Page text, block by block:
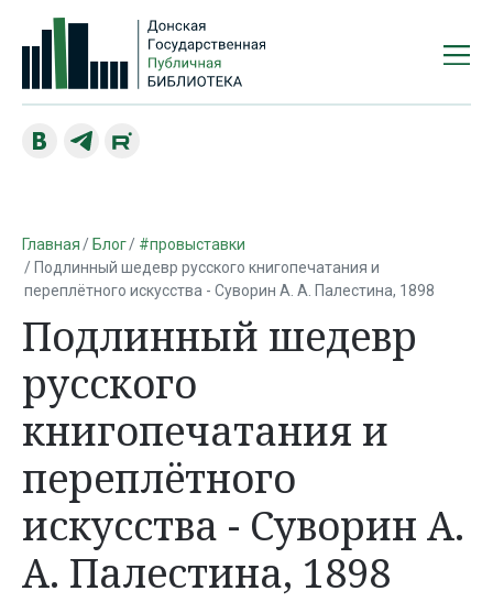
Главная Блог
#провыставки
Подлинный шедевр русского книгопечатания и
переплётного искусства - Суворин А. А. Палестина, 1898
Подлинный шедевр
русского
книгопечатания и
переплётного
искусства - Суворин А.
А. Палестина, 1898